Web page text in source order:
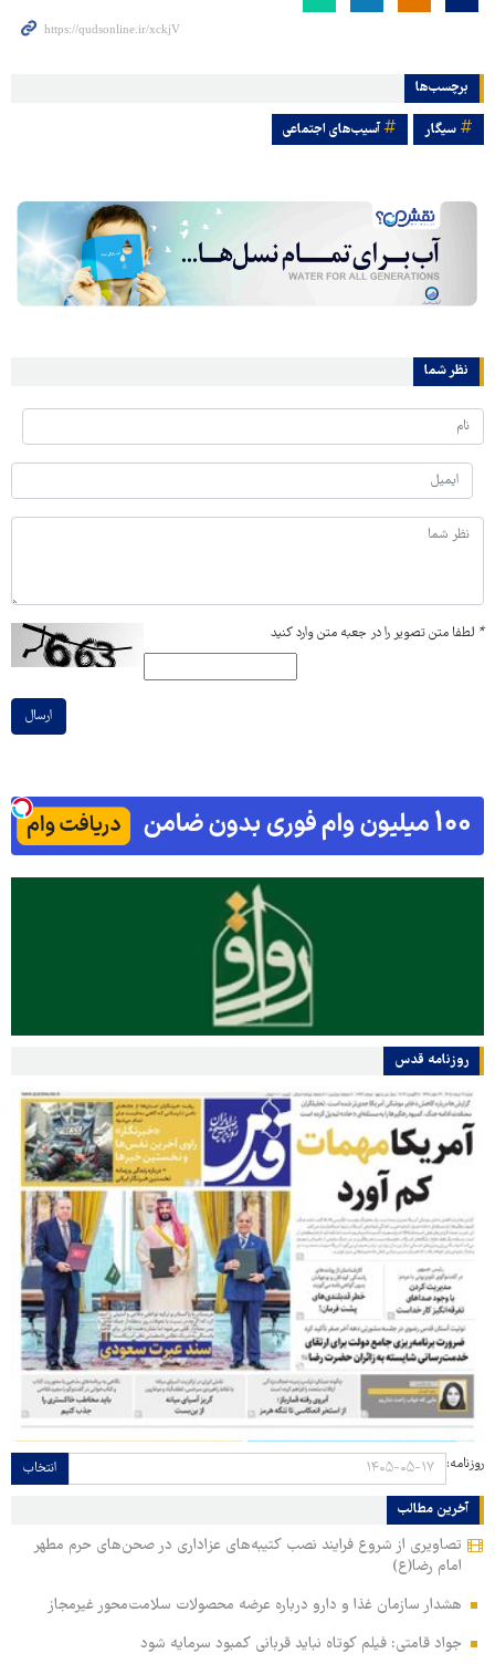
برچسب‌ها
سیگار آسیب‌های اجتماعی
نظر شما
* لطفا متن تصویر را در جعبه متن وارد کنید
ارسال
روزنامه قدس
روزنامه: انتخاب
آخرین مطالب
تصاویری از شروع فرایند نصب کتیبه‌های عزاداری در صحن‌های حرم مطهر
امام رضا(ع)
هشدار سازمان غذا و دارو درباره عرضه محصولات سلامت‌محور غیرمجاز
جواد قامتی: فیلم کوتاه نباید قربانی کمبود سرمایه شود